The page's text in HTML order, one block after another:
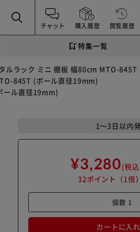
チャット 購入履歴 閲覧履歴
特集一覧
ルラック ミニ 棚板 幅80cm MTO-
845T (ポール直径19mm)
ール直径19mm)
1～3日以内
¥3,280(税
32ポイント （1倍）
カートに入